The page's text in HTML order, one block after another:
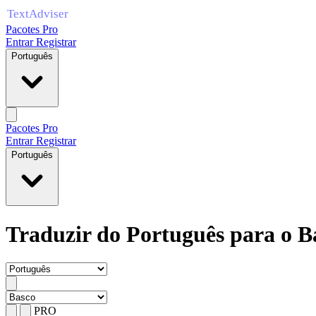
Pacotes Pro
EntrarRegistrar
Português
Pacotes Pro
EntrarRegistrar
Português
Traduzir do Português para o
PRO